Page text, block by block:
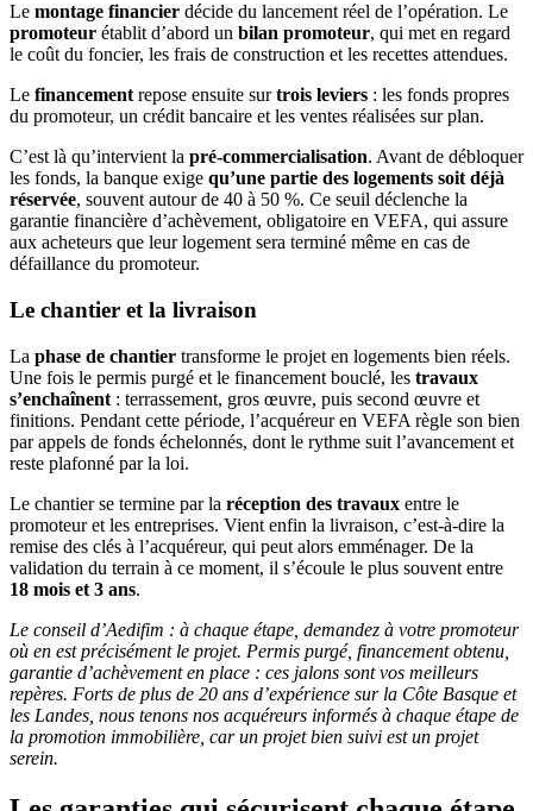
Le montage financier décide du lancement réel de l’opération. Le
promoteur établit d’abord un bilan promoteur, qui met en regard
le coût du foncier, les frais de construction et les recettes attendues.
Le financement repose ensuite surtrois leviers : les fonds propres
du promoteur, un crédit bancaire et les ventes réalisées sur plan.
C’est là qu’intervient la pré-commercialisation. Avant de débloquer
les fonds, la banque exige qu’une partie des logements soit déjà
réservée, souvent autour de 40 à 50 %. Ce seuil déclenche la
garantie financière d’achèvement, obligatoire en VEFA, qui assure
aux acheteurs que leur logement sera terminé même en cas de
défaillance du promoteur.
Le chantier et la livraison
La phase de chantier transforme le projet en logements bien réels.
Une fois le permis purgé et le financement bouclé, les travaux
s’enchaînent : terrassement, gros œuvre, puis second œuvre et
finitions. Pendant cette période, l’acquéreur en VEFA règle son bien
par appels de fonds échelonnés, dont le rythme suit l’avancement et
reste plafonné par la loi.
Le chantier se termine par la réception des travaux entre le
promoteur et les entreprises. Vient enfin la livraison, c’est-à-dire la
remise des clés à l’acquéreur, qui peut alors emménager. De la
validation du terrain à ce moment, il s’écoule le plus souvent entre
18 mois et 3 ans.
Le conseil d’Aedifim : à chaque étape, demandez à votre promoteur
où en est précisément le projet. Permis purgé, financement obtenu,
garantie d’achèvement en place : ces jalons sont vos meilleurs
repères. Forts de plus de 20 ans d’expérience sur la Côte Basque et
les Landes, nous tenons nos acquéreurs informés à chaque étape de
la promotion immobilière, car un projet bien suivi est un projet
serein.